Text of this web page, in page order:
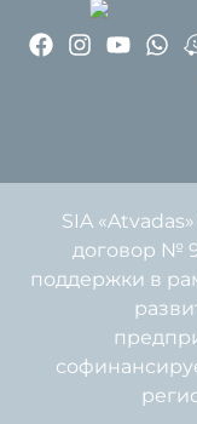
SIA
договор №
поддержки в